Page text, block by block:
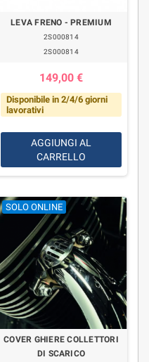
LEVA FRENO - PREMIUM
2S000814
2S000814
149,00 €
Disponibile in 2/4/6 giorni
lavorativi
AGGIUNGI AL
CARRELLO
SOLO ONLINE
COVER GHIERE COLLETTORI
DI SCARICO